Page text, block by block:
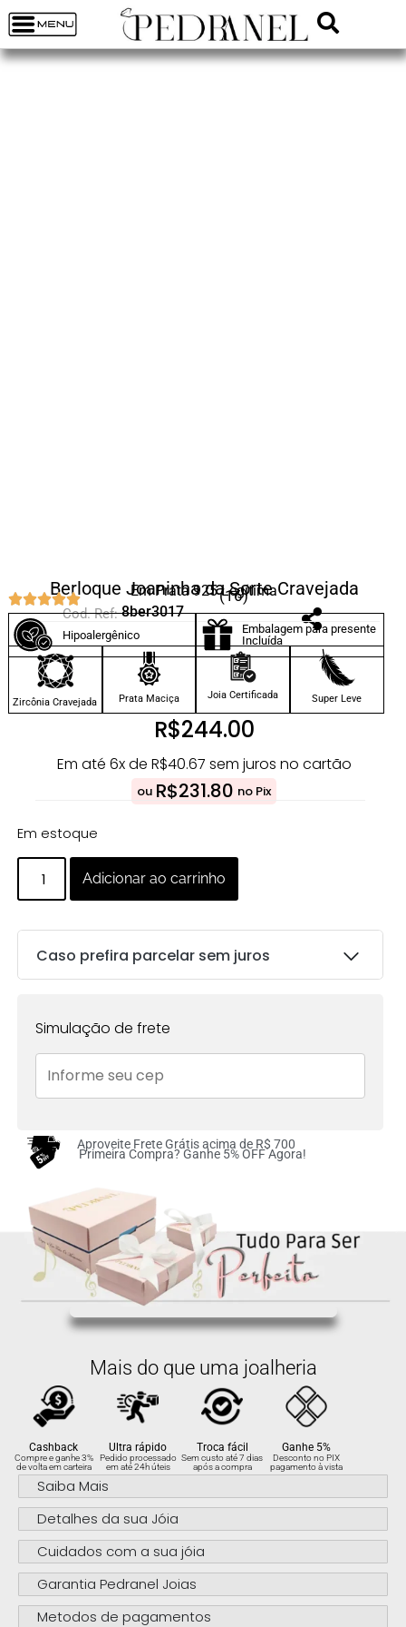
Berloque Joaninha da Sorte Cravejada
Em Prata 925 Legítima
(16)
Cod. Ref: 8ber3017
Hipoalergênico
Embalagem para presente
Incluída
Zircônia Cravejada Prata Maciça Joia Certificada Super Leve
R$244.00
Em até 6x de R$40.67 sem juros no cartão
ou R$231.80 no Pix
Em estoque
Adicionar ao carrinho
Caso prefira parcelar sem juros
1x deR$244.00sem
juros no cartão
R$244.00
juros no cartão
juros no cartão
4x deR$61.00sem
juros no cartão
R$244.00
5x deR$48.80sem
juros no cartão
R$244.00
R$40.67sem
juros no cartão
R$244.02
Simulação de frete
Aproveite Frete Grátis acima de R$ 700
Primeira Compra? Ganhe 5% OFF Agora!
Mais do que uma joalheria
Cashback
Compre e ganhe 3%
de volta em carteira
Ultra rápido
Pedido processado
em até 24h úteis
Troca fácil
Sem custo até 7 dias
após a compra
Ganhe 5%
Desconto no PIX
pagamento à vista
Saiba Mais
Detalhes da sua Jóia
Cuidados com a sua jóia
Garantia Pedranel Joias
Metodos de pagamentos